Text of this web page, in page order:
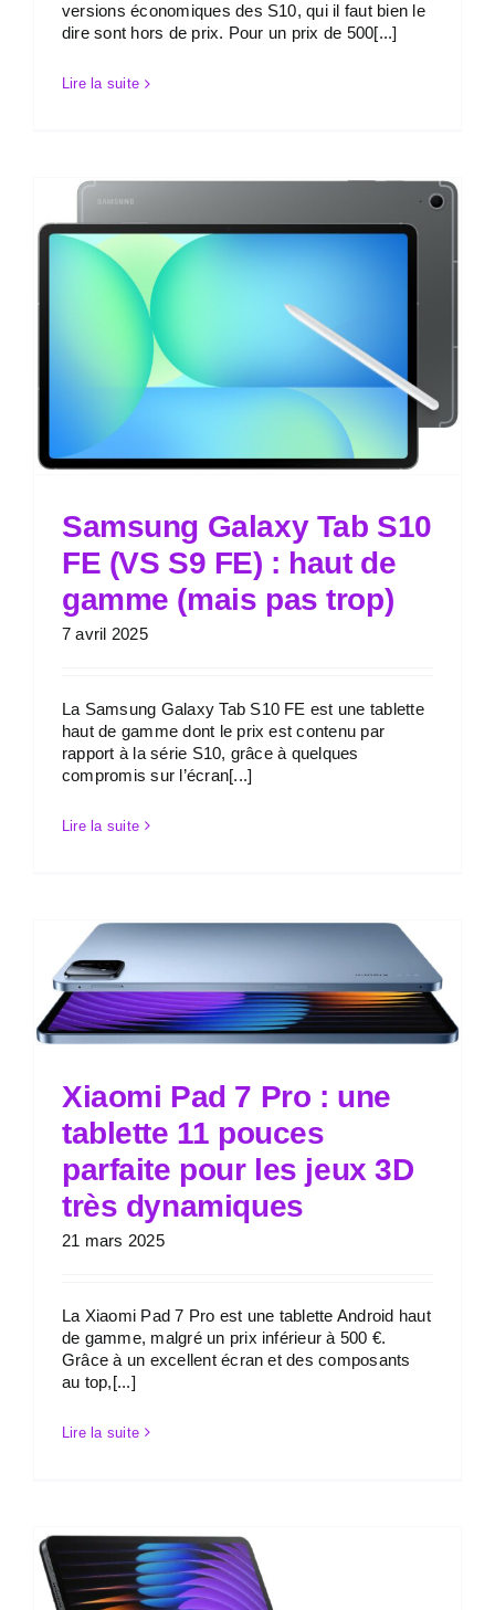
versions économiques des S10, qui il faut bien le
dire sont hors de prix. Pour un prix de 500[...]
Lire la suite
Samsung Galaxy Tab S10
FE (VS S9 FE) : haut de
gamme (mais pas trop)
7 avril 2025
La Samsung Galaxy Tab S10 FE est une tablette
haut de gamme dont le prix est contenu par
rapport à la série S10, grâce à quelques
compromis sur l’écran[...]
Lire la suite
Xiaomi Pad 7 Pro : une
tablette 11 pouces
parfaite pour les jeux 3D
très dynamiques
21 mars 2025
La Xiaomi Pad 7 Pro est une tablette Android haut
de gamme, malgré un prix inférieur à 500 €.
Grâce à un excellent écran et des composants
au top,[...]
Lire la suite